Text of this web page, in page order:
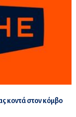
κοντά στον κόμβο